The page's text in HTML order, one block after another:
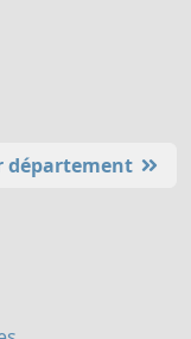
département